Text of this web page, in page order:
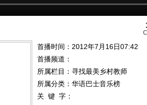
首播时间：2012年7月16日07:42
首播频道：
所属栏目： 寻找最美乡村教师
所属分类：华语巴士音乐榜
关 键 字：